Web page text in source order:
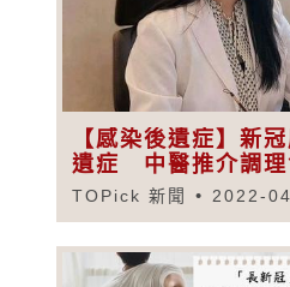
【感染後遺症】新
遺症 中醫推介調理
TOPick 新聞 2022-04